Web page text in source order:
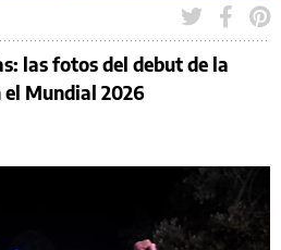
las fotos del debut de la
el Mundial 2026